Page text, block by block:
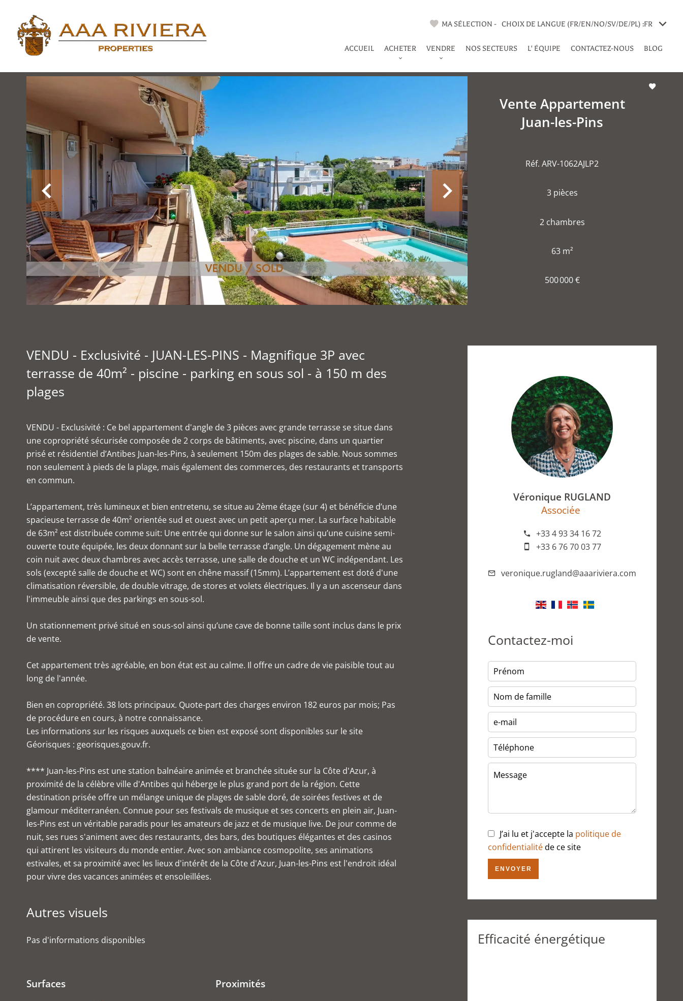
MA SÉLECTION - CHOIX DE LANGUE (FR/EN/NO/SV/DE/PL) :FR
ACCUEIL ACHETER VENDRE NOS SECTEURS L' ÉQUIPE CONTACTEZ-NOUS BLOG
Vente Appartement
Juan-les-Pins
Réf. ARV-1062AJLP2
3 pièces
2 chambres
63 m²
500 000 €
VENDU - Exclusivité - JUAN-LES-PINS - Magnifique 3P avec
terrasse de 40m² - piscine - parking en sous sol - à 150 m des
plages
VENDU - Exclusivité : Ce bel appartement d'angle de 3 pièces avec grande terrasse se situe dans
une copropriété sécurisée composée de 2 corps de bâtiments, avec piscine, dans un quartier
prisé et résidentiel d’Antibes Juan-les-Pins, à seulement 150m des plages de sable. Nous sommes
non seulement à pieds de la plage, mais également des commerces, des restaurants et transports
en commun.
L’appartement, très lumineux et bien entretenu, se situe au 2ème étage (sur 4) et bénéficie d’une
spacieuse terrasse de 40m² orientée sud et ouest avec un petit aperçu mer. La surface habitable
de 63m² est distribuée comme suit: Une entrée qui donne sur le salon ainsi qu’une cuisine semi-
ouverte toute équipée, les deux donnant sur la belle terrasse d’angle. Un dégagement mène au
coin nuit avec deux chambres avec accès terrasse, une salle de douche et un WC indépendant. Les
sols (excepté salle de douche et WC) sont en chêne massif (15mm). L’appartement est doté d'une
climatisation réversible, de double vitrage, de stores et volets électriques. Il y a un ascenseur dans
l'immeuble ainsi que des parkings en sous-sol.
Un stationnement privé situé en sous-sol ainsi qu’une cave de bonne taille sont inclus dans le prix
de vente.
Cet appartement très agréable, en bon état est au calme. Il offre un cadre de vie paisible tout au
long de l'année.
Bien en copropriété. 38 lots principaux. Quote-part des charges environ 182 euros par mois; Pas
de procédure en cours, à notre connaissance.
Les informations sur les risques auxquels ce bien est exposé sont disponibles sur le site
Géorisques : georisques.gouv.fr.
**** Juan-les-Pins est une station balnéaire animée et branchée située sur la Côte d'Azur, à
proximité de la célèbre ville d'Antibes qui héberge le plus grand port de la région. Cette
destination prisée offre un mélange unique de plages de sable doré, de soirées festives et de
glamour méditerranéen. Connue pour ses festivals de musique et ses concerts en plein air, Juan-
les-Pins est un véritable paradis pour les amateurs de jazz et de musique live. De jour comme de
nuit, ses rues s'animent avec des restaurants, des bars, des boutiques élégantes et des casinos
qui attirent les visiteurs du monde entier. Avec son ambiance cosmopolite, ses animations
estivales, et sa proximité avec les lieux d'intérêt de la Côte d'Azur, Juan-les-Pins est l'endroit idéal
pour vivre des vacances animées et ensoleillées.
Autres visuels
Pas d'informations disponibles
Surfaces Proximités
Véronique RUGLAND
Associée
+33 4 93 34 16 72
+33 6 76 70 03 77
veronique.rugland@aaariviera.com
Contactez-moi
J’ai lu et j'accepte la politique de
confidentialitéde ce site
ENVOYER
Efficacité énergétique